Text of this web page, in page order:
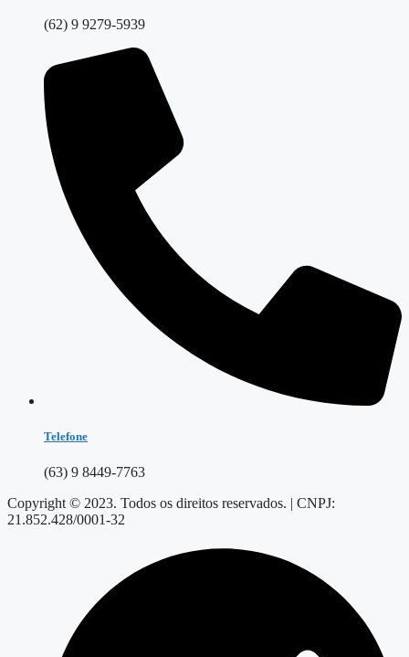
(62) 9 9279-5939
Telefone
(63) 9 8449-7763
Copyright © 2023. Todos os direitos reservados. | CNPJ:
21.852.428/0001-32